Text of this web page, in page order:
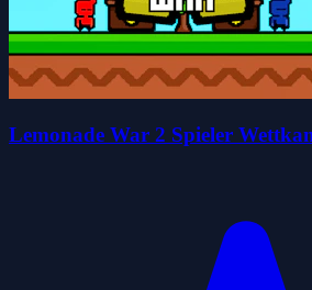
Lemonade War 2 Spieler